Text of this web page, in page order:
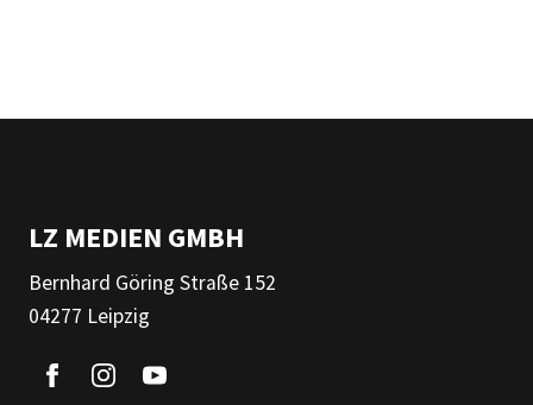
LZ MEDIEN GMBH
Bernhard Göring Straße 152
04277 Leipzig